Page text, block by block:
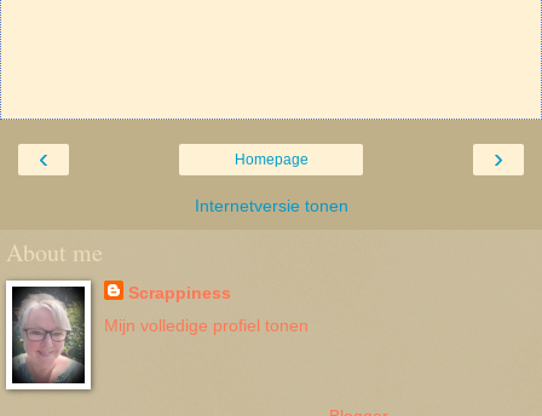
‹ ›
Homepage
Internetversie tonen
About me
Scrappiness
Mijn volledige profiel tonen